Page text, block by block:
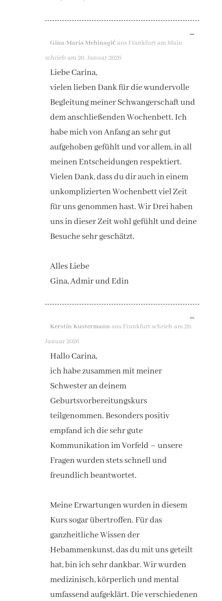
Gina-Maria Mehinagićaus Frankfurt am Main
schrieb am 20. Januar 2026
Liebe Carina,
vielen lieben Dank für die wundervolle
Begleitung meiner Schwangerschaft und
dem anschließenden Wochenbett. Ich
habe mich von Anfang an sehr gut
aufgehoben gefühlt und vor allem, in all
meinen Entscheidungen respektiert.
Vielen Dank, dass du dir auch in einem
unkomplizierten Wochenbett viel Zeit
für uns genommen hast. Wir Drei haben
uns in dieser Zeit wohl gefühlt und deine
Besuche sehr geschätzt.
Alles Liebe
Gina, Admir und Edin
...DIESE
Kerstin Kustermannaus Frankfurtschrieb am 20.
Januar 2026
Hallo Carina,
ich habe zusammen mit meiner
Schwester an deinem
Geburtsvorbereitungskurs
teilgenommen. Besonders positiv
empfand ich die sehr gute
Kommunikation im Vorfeld – unsere
Fragen wurden stets schnell und
freundlich beantwortet.
Meine Erwartungen wurden in diesem
Kurs sogar übertroffen. Für das
ganzheitliche Wissen der
Hebammenkunst, das du mit uns geteilt
hat, bin ich sehr dankbar. Wir wurden
medizinisch, körperlich und mental
umfassend aufgeklärt. Die verschiedenen
...DIESE